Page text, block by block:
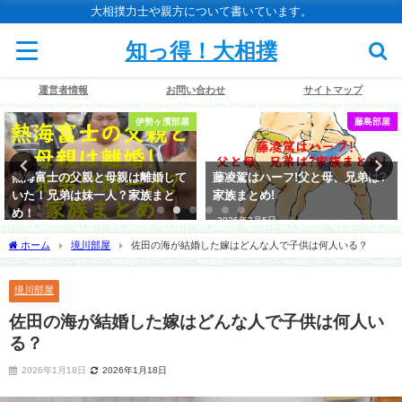
大相撲力士や親方について書いています。
知っ得！大相撲
運営者情報 お問い合わせ サイトマップ
伊勢ヶ濱部屋
熱海富士の父親と母親は離婚して
いた！兄弟は妹一人？家族まと
め！
藤島部屋
藤凌駕はハーフ!父と母、兄弟は?
家族まとめ!
2026年3月5日
ホーム 境川部屋 佐田の海が結婚した嫁はどんな人で子供は何人いる？
境川部屋
佐田の海が結婚した嫁はどんな人で子供は何人い
る？
2026年1月18日 2026年1月18日